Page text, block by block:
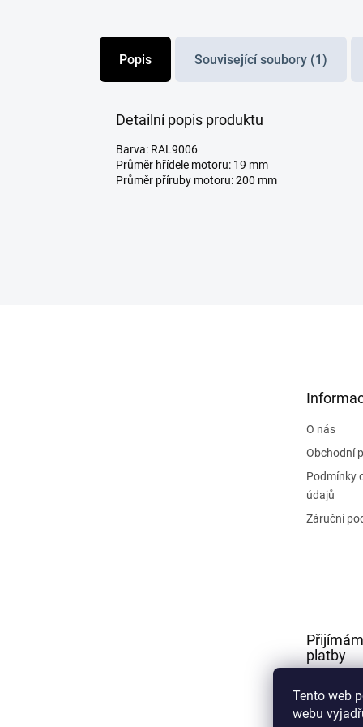
Tento web
webu
Popis Související soubory (1)
Detailní popis produktu
Barva: RAL9006
Průměr hřídele motoru: 19 mm
Průměr příruby motoru: 200 mm
O nás
Obchodní
Podmínky
údajů
Záruční
platby